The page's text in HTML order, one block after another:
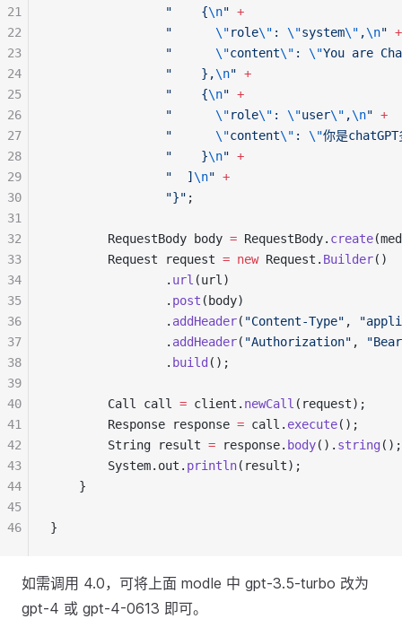
"    {\n" +
" \"role\" : \"system\" ,\n" +
" \"content\" : \"You are
"    },\n" +
"    {\n" +
" \"role\" : \"user\" ,\n" +
" \"content\" : \"你是chatGPT
"    }\n" +
"  ] \n" +
"}" ;
        RequestBody body
= RequestBody. create
        Request request
= new Request. Builder()
                .
url (url)
                .
post (body)
                .
addHeader( "Content-Type" ,
                .
addHeader( "Authorization" ,
                .
build ();
        Call call
= client. newCall (request);
        Response response
= call. execute();
        String result
= response. body(). string ();
        System.out.
println(result);
    }
}
21
22
23
24
25
26
27
28
29
30
31
32
33
34
35
36
37
38
39
40
41
42
43
44
45
46
如需调用 4.0，可将上面 modle 中 gpt-3.5-turbo 改为
gpt-4 或 gpt-4-0613 即可。